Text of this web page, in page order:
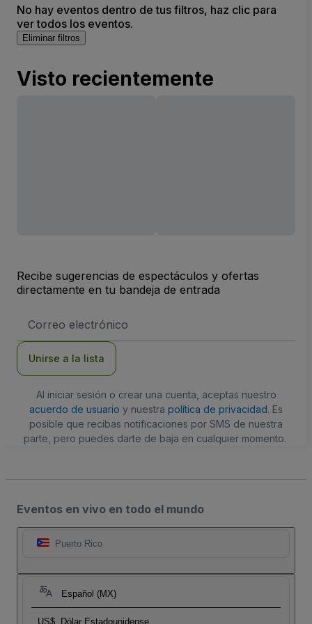
No hay eventos dentro de tus filtros, haz clic para
ver todos los eventos.
Eliminar filtros
Visto recientemente
Recibe sugerencias de espectáculos y ofertas
directamente en tu bandeja de entrada
de
Unirse a la lista
Al iniciar sesión o crear una cuenta, aceptas nuestro
acuerdo de usuario y nuestra política de privacidad. Es
posible que recibas notificaciones por SMS de nuestra
parte, pero puedes darte de baja en cualquier momento.
Eventos en vivo en todo el mundo
Puerto Rico
Español (MX)
US$ Dólar Estadounidense